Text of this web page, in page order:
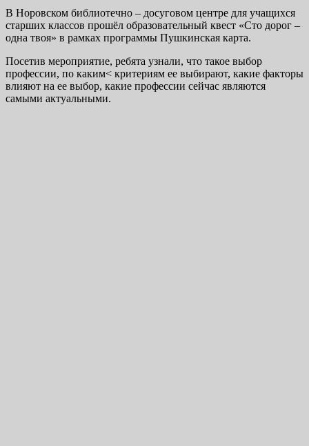
В Норовском библиотечно – досуговом центре для учащихся
старших классов прошёл образовательный квест «Сто дорог –
одна твоя» в рамках программы Пушкинская карта.
Посетив мероприятие, ребята узнали, что такое выбор
профессии, по каким< критериям ее выбирают, какие факторы
влияют на ее выбор, какие профессии сейчас являются
самыми актуальными.